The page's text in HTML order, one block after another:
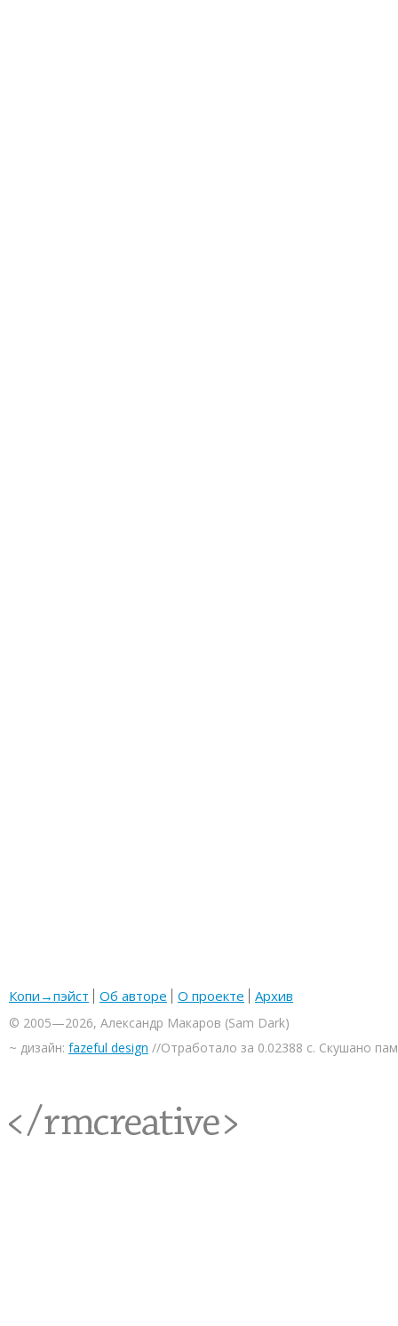
Копи→пэйст Об авторе О проекте Архив
© 2005—2026, Александр Макаров (Sam Dark)
~ дизайн: fazeful design //Отработало за 0.02388 с. Скушано
<rmcreative/>